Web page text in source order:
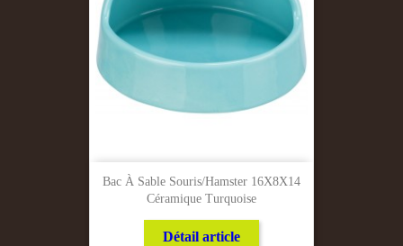
Bac À Sable Souris/hamster 16X8X14
Céramique Turquoise
Détail article